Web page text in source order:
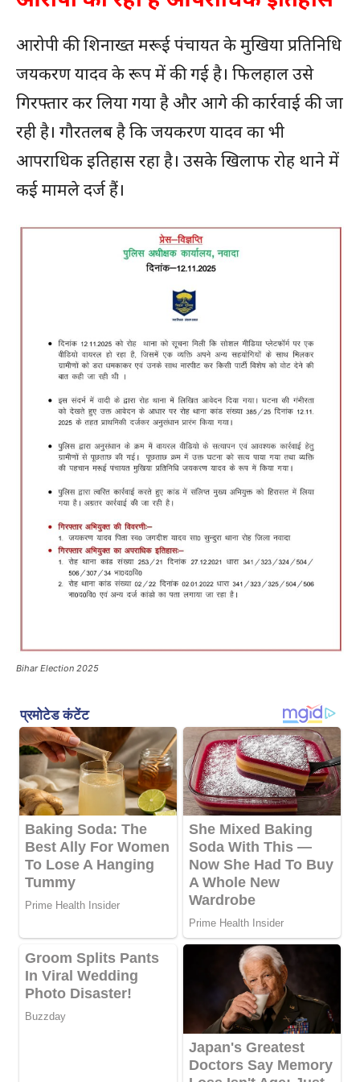
आरोपी की शिनाख्त मरूई पंचायत के मुखिया प्रतिनिधि
जयकरण यादव के रूप में की गई है। फिलहाल उसे
गिरफ्तार कर लिया गया है और आगे की कार्रवाई की जा
रही है। गौरतलब है कि जयकरण यादव का भी
आपराधिक इतिहास रहा है। उसके खिलाफ रोह थाने में
कई मामले दर्ज हैं।
Bihar Election 2025